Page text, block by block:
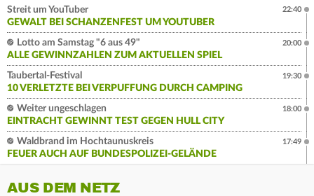
Streit um YouTuber
GEWALT BEI SCHANZENFEST UM YOUTUBER
22:40
Lotto am Samstag "6 aus 49"
ALLE GEWINNZAHLEN ZUM AKTUELLEN SPIEL
20:00
Taubertal-Festival
10 VERLETZTE BEI VERPUFFUNG DURCH CAMPING
19:30
Weiter ungeschlagen
EINTRACHT GEWINNT TEST GEGEN HULL CITY
18:00
Waldbrand im Hochtaunuskreis
FEUER AUCH AUF BUNDESPOLIZEI-GELÄNDE
17:49
AUS DEM NETZ